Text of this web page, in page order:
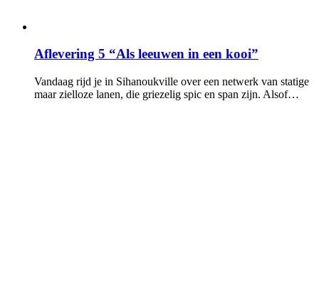
Aflevering 5 “Als leeuwen in een kooi”
Vandaag rijd je in Sihanoukville over een netwerk van statige
maar zielloze lanen, die griezelig spic en span zijn. Alsof…